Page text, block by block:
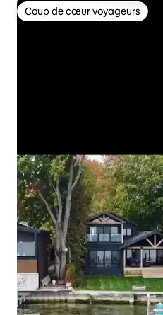
Coup de cœur voyageurs
Coup de cœur voyageurs